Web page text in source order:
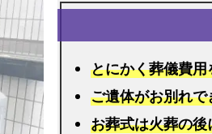
の
火
葬
式
プ
ラ
とにかく葬儀費
ご遺体がお別れ
お葬式は火葬の後